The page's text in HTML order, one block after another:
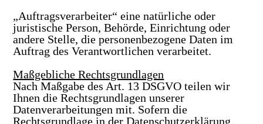
„Auftragsverarbeiter“ eine natürliche oder
juristische Person, Behörde, Einrichtung oder
andere Stelle, die personenbezogene Daten im
Auftrag des Verantwortlichen verarbeitet.
Maßgebliche Rechtsgrundlagen
Nach Maßgabe des Art. 13 DSGVO teilen wir
Ihnen die Rechtsgrundlagen unserer
Datenverarbeitungen mit. Sofern die
Rechtsgrundlage in der Datenschutzerklärung